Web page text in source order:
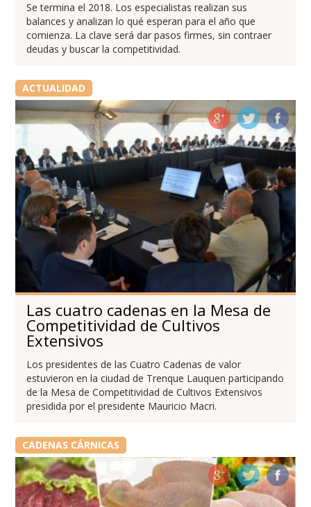
Se termina el 2018. Los especialistas realizan sus
balances y analizan lo qué esperan para el año que
comienza. La clave será dar pasos firmes, sin contraer
deudas y buscar la competitividad.
ACTUALIDAD
Las cuatro cadenas en la Mesa de
Competitividad de Cultivos
Extensivos
Los presidentes de las Cuatro Cadenas de valor
estuvieron en la ciudad de Trenque Lauquen participando
de la Mesa de Competitividad de Cultivos Extensivos
presidida por el presidente Mauricio Macri.
CADENAS CÁRNICAS